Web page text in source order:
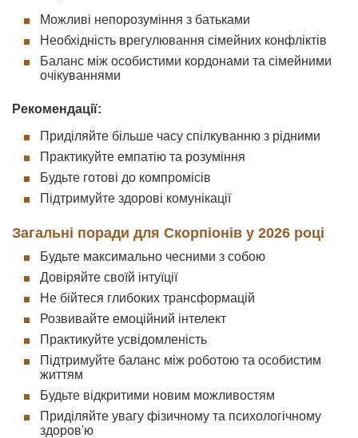
Можливі непорозуміння з батьками
Необхідність врегулювання сімейних конфліктів
Баланс між особистими кордонами та сімейними
очікуваннями
Рекомендації:
Приділяйте більше часу спілкуванню з рідними
Практикуйте емпатію та розуміння
Будьте готові до компромісів
Підтримуйте здорові комунікації
Загальні поради для Скорпіонів у 2026 році
Будьте максимально чесними з собою
Довіряйте своїй інтуїції
Не бійтеся глибоких трансформацій
Розвивайте емоційний інтелект
Практикуйте усвідомленість
Підтримуйте баланс між роботою та особистим
життям
Будьте відкритими новим можливостям
Приділяйте увагу фізичному та психологічному
здоров'ю